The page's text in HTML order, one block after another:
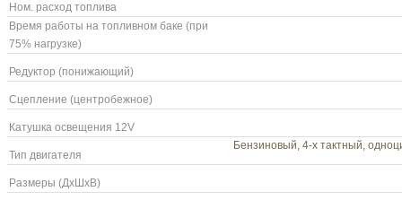
Ном. расход топлива
Время работы на топливном баке (при
75% нагрузке)
Редуктор (понижающий)
Сцепление (центробежное)
Катушка освещения 12V
Тип двигателя
Бензиновый, 4-х тактный,
Размеры (ДхШхВ)